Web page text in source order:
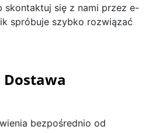
skontaktuj się z nami przez e-
spróbuje szybko rozwiązać
Dostawa
bezpośrednio od